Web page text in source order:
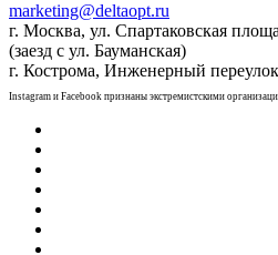
marketing@deltaopt.ru
г. Москва, ул. Спартаковская
(заезд с ул. Бауманская)
г. Кострома, Инженерный
Instagram и Facebook признаны экстремистскими